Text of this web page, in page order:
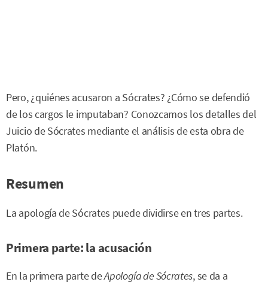
Pero, ¿quiénes acusaron a Sócrates? ¿Cómo se defendió
de los cargos le imputaban? Conozcamos los detalles del
Juicio de Sócrates mediante el análisis de esta obra de
Platón.
Resumen
La apología de Sócrates puede dividirse en tres partes.
Primera parte: la acusación
En la primera parte deApología de Sócrates, se da a